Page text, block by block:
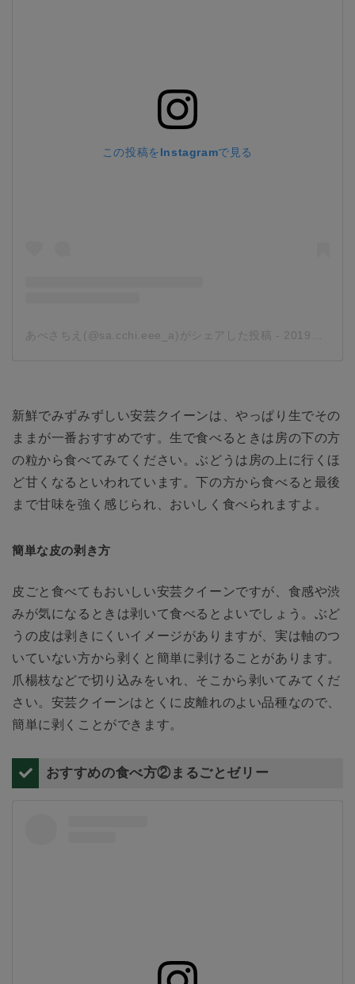
この投稿をInstagramで見る
あべさちえ(@sa.cchi.eee_a)がシェアした投稿 - 2019年 9月月11日午前8時27分PDT
新鮮でみずみずしい安芸クイーンは、やっぱり生でその
ままが一番おすすめです。生で食べるときは房の下の方
の粒から食べてみてください。ぶどうは房の上に行くほ
ど甘くなるといわれています。下の方から食べると最後
まで甘味を強く感じられ、おいしく食べられますよ。
簡単な皮の剥き方
皮ごと食べてもおいしい安芸クイーンですが、食感や渋
みが気になるときは剥いて食べるとよいでしょう。ぶど
うの皮は剥きにくいイメージがありますが、実は軸のつ
いていない方から剥くと簡単に剥けることがあります。
爪楊枝などで切り込みをいれ、そこから剥いてみてくだ
さい。安芸クイーンはとくに皮離れのよい品種なので、
簡単に剥くことができます。
おすすめの食べ方②まるごとゼリー